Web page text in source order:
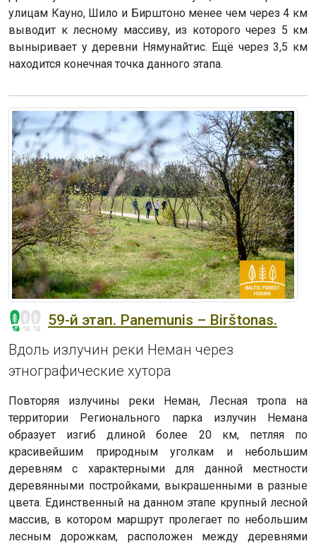
улицам Кауно, Шило и Бирштоно менее чем через 4 км
выводит к лесному массиву, из которого через 5 км
выныривает у деревни Нямунайтис. Ещё через 3,5 км
находится конечная точка данного этапа.
59-й этап. Panemunis – Birštonas.
Вдоль излучин реки Неман через
этнографические хутора
Повторяя излучины реки Неман, Лесная тропа на
территории Регионального парка излучин Немана
образует изгиб длиной более 20 км, петляя по
красивейшим природным уголкам и небольшим
деревням с характерными для данной местности
деревянными постройками, выкрашенными в разные
цвета. Единственный на данном этапе крупный лесной
массив, в котором маршрут пролегает по небольшим
лесным дорожкам, расположен между деревнями